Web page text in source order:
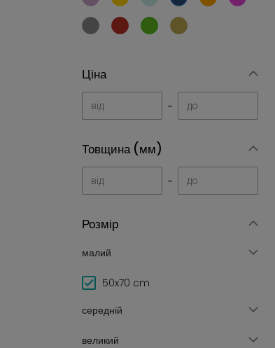
Ціна
-
Товщина (мм)
-
Розмір
малий
50x70 cm
середній
великий